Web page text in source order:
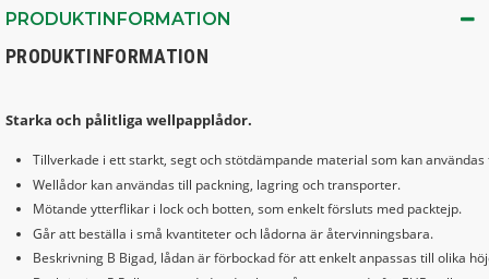
PRODUKTINFORMATION
PRODUKTINFORMATION
Starka och pålitliga wellpapplådor.
Tillverkade i ett starkt, segt och stötdämpande material som kan
Wellådor kan användas till packning, lagring och transporter.
Mötande ytterflikar i lock och botten, som enkelt försluts med packtejp.
Går att beställa i små kvantiteter och lådorna är återvinningsbara.
Beskrivning B Bigad, lådan är förbockad för att enkelt anpassas till olika